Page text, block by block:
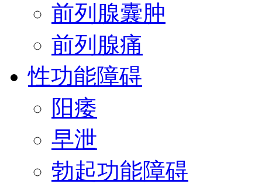
前列腺囊肿
前列腺痛
性功能障碍
阳痿
早泄
勃起功能障碍